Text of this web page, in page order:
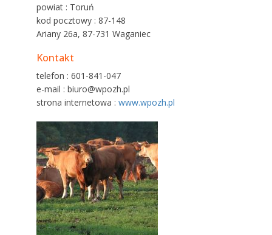
powiat : Toruń
kod pocztowy : 87-148
Ariany 26a, 87-731 Waganiec
Kontakt
telefon : 601-841-047
e-mail : biuro@wpozh.pl
strona internetowa : www.wpozh.pl